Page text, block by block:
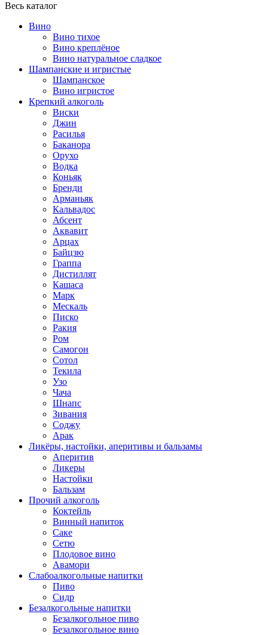
Весь каталог
Вино
Вино тихое
Вино креплёное
Вино натуральное сладкое
Шампанские и игристые
Шампанское
Вино игристое
Крепкий алкоголь
Виски
Джин
Расилья
Баканора
Орухо
Водка
Коньяк
Бренди
Арманьяк
Кальвадос
Абсент
Аквавит
Арцах
Байцзю
Граппа
Дистиллят
Кашаса
Марк
Мескаль
Писко
Ракия
Ром
Самогон
Сотол
Текила
Узо
Чача
Шнапс
Зивания
Соджу
Арак
Ликёры, настойки, аперитивы и бальзамы
Аперитив
Ликеры
Настойки
Бальзам
Прочий алкоголь
Коктейль
Винный напиток
Саке
Сетю
Плодовое вино
Авамори
Слабоалкогольные напитки
Пиво
Сидр
Безалкогольные напитки
Безалкогольное пиво
Безалкогольное вино